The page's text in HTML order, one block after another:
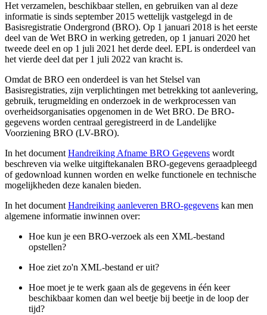
Het verzamelen, beschikbaar stellen, en gebruiken van al deze
informatie is sinds september 2015 wettelijk vastgelegd in de
Basisregistratie Ondergrond (BRO). Op 1 januari 2018 is het eerste
deel van de Wet BRO in werking getreden, op 1 januari 2020 het
tweede deel en op 1 juli 2021 het derde deel. EPL is onderdeel van
het vierde deel dat per 1 juli 2022 van kracht is.
Omdat de BRO een onderdeel is van het Stelsel van
Basisregistraties, zijn verplichtingen met betrekking tot aanlevering,
gebruik, terugmelding en onderzoek in de werkprocessen van
overheidsorganisaties opgenomen in de Wet BRO. De BRO-
gegevens worden centraal geregistreerd in de Landelijke
Voorziening BRO (LV-BRO).
In het document Handreiking Afname BRO Gegevens wordt
beschreven via welke uitgiftekanalen BRO-gegevens geraadpleegd
of gedownload kunnen worden en welke functionele en technische
mogelijkheden deze kanalen bieden.
In het document Handreiking aanleveren BRO-gegevens kan men
algemene informatie inwinnen over:
Hoe kun je een BRO-verzoek als een XML-bestand
opstellen?
Hoe ziet zo'n XML-bestand er uit?
Hoe moet je te werk gaan als de gegevens in één keer
beschikbaar komen dan wel beetje bij beetje in de loop der
tijd?